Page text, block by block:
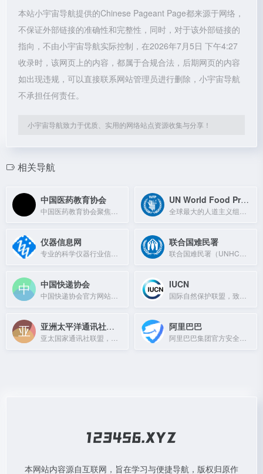
本站小宇宙导航提供的Chinese Pageant Page都来源于网络，
不保证外部链接的准确性和完整性，同时，对于该外部链接的
指向，不由小宇宙导航实际控制，在2026年7月5日 下午4:27
收录时，该网页上的内容，都属于合规合法，后期网页的内容
如出现违规，可以直接联系网站管理员进行删除，小宇宙导航
不承担任何责任。
小宇宙导航致力于优质、实用的网络站点资源收集与分享！
相关导航
中国医药教育协会 UN World Food Programme
仪器信息网 联合国难民署
中国快递协会 IUCN
亚洲太平洋通讯社组织 阿里巴巴
本网站内容源自互联网，旨在学习与便捷导航，版权归原作